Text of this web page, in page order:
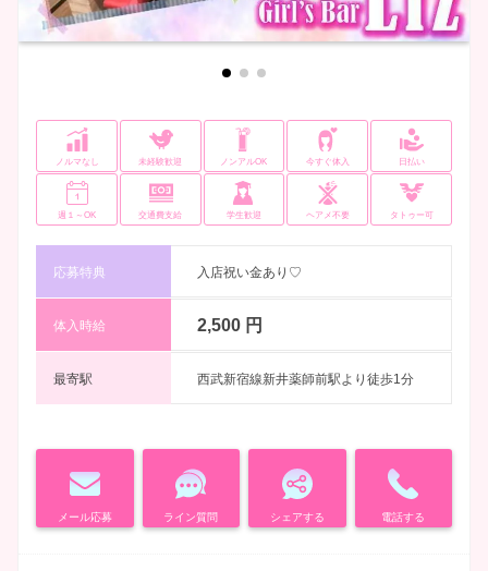
ノルマなし 未経験歓迎 ノンアルOK 今すぐ体入 日払い
週１～OK 交通費支給 学生歓迎 ヘアメ不要 タトゥー可
応募特典 入店祝い金あり♡
体入時給 2,500 円
最寄駅 西武新宿線新井薬師前駅より徒歩1分
メール応募 ライン質問 シェアする 電話する